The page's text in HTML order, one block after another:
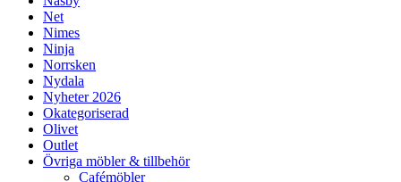
Net
Nimes
Ninja
Norrsken
Nydala
Nyheter 2026
Okategoriserad
Olivet
Outlet
Övriga möbler & tillbehör
Cafémöbler